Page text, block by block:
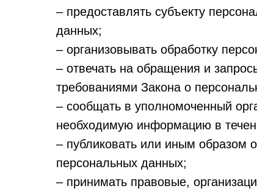
– предоставлять субъекту
данных;
– организовывать обработку
– отвечать на обращения и
требованиями Закона о
– сообщать в уполномоченный
необходимую информацию в
– публиковать или иным образом
персональных данных;
– принимать правовые,